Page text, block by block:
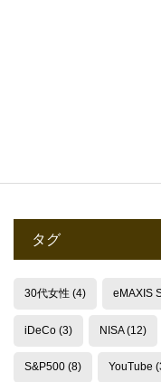
タグ
30代女性(4) eMAXIS
iDeCo(3) NISA(12)
S&P500(8) YouTube